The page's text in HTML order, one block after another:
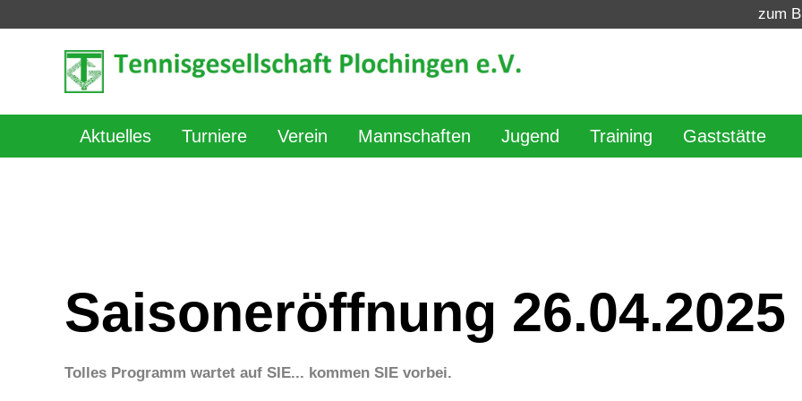
zum
Aktuelles Turniere Verein Mannschaften Jugend Training Gaststätte
Saisoneröffnung 26.04.2025
Tolles Programm wartet auf SIE... kommen SIE vorbei.